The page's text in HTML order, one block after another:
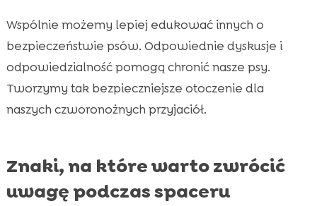
Wspólnie możemy lepiej edukować innych o
bezpieczeństwie psów. Odpowiednie dyskusje i
odpowiedzialność pomogą chronić nasze psy.
Tworzymy tak bezpieczniejsze otoczenie dla
naszych czworonożnych przyjaciół.
Znaki, na które warto zwrócić
uwagę podczas spaceru